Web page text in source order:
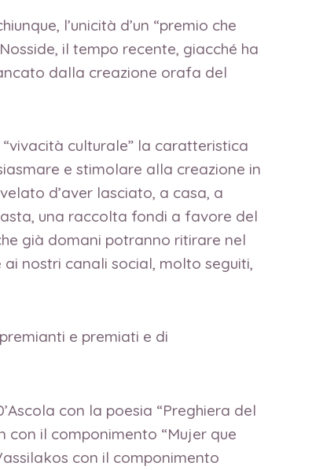
l’unicità d’un “premio che
il tempo recente, giacché ha
dalla creazione orafa del
culturale” la caratteristica
e stimolare alla creazione in
d’aver lasciato, a casa, a
una raccolta fondi a favore del
già domani potranno ritirare nel
nostri canali social, molto seguiti,
e premiati e di
con la poesia “Preghiera del
con il componimento “Mujer que
con il componimento